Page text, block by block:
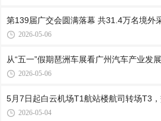
第139届广交会圆满落幕 共31.4万名境外
2026-05-06
从“五一”假期琶洲车展看广州汽车产业发展
2026-05-06
5月7日起白云机场T1航站楼航司转场T3
2026-05-04